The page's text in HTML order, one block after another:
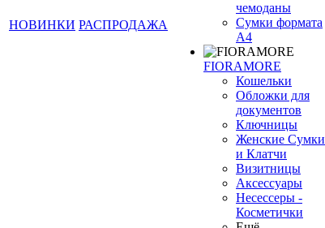
НОВИНКИ РАСПРОДАЖА
чемоданы
Сумки формата
А4
FIORAMORE
Кошельки
Обложки для
документов
Ключницы
Женские Сумки
и Клатчи
Визитницы
Аксессуары
Несессеры -
Косметички